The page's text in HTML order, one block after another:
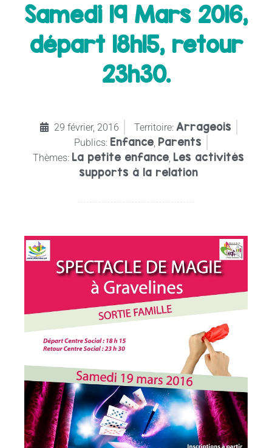
Samedi 19 Mars 2016,
départ 18h15, retour
23h30.
29 février, 2016 Territoire: Arrageois
Publics: Enfance Parents
Thèmes: La petite enfance Les activités
supports à la relation